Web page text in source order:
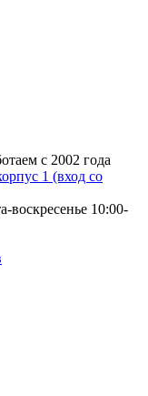
с 2002 года
1 (вход со
воскресенье 10:00-